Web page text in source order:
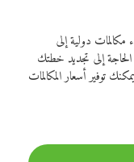
مكالمات دولية إلى
إلى تجديد خطتك
توفير أسعار المكالمات